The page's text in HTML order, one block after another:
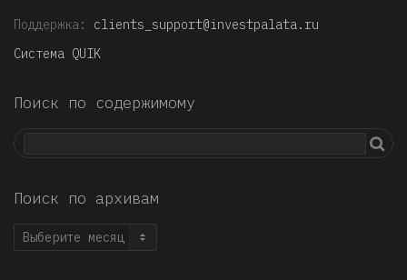
Поддержка: clients_support@investpalata.ru
Система QUIK
Поиск по содержимому
Поиск по архивам
Поиск